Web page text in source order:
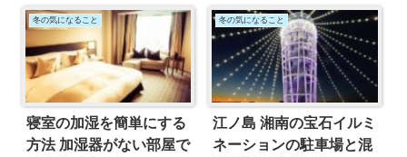
冬の気になること
寝室の加湿を簡単にする
方法 加湿器がない部屋で
冬の気になること
江ノ島 湘南の宝石イルミ
ネーションの駐車場と混